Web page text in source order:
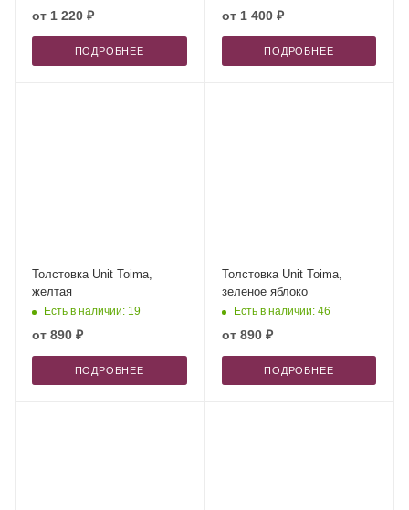
от 1 220 ₽
ПОДРОБНЕЕ
от 1 400 ₽
ПОДРОБНЕЕ
Толстовка Unit Toima,
желтая
Есть в наличии: 19
от 890 ₽
ПОДРОБНЕЕ
Толстовка Unit Toima,
зеленое яблоко
Есть в наличии: 46
от 890 ₽
ПОДРОБНЕЕ